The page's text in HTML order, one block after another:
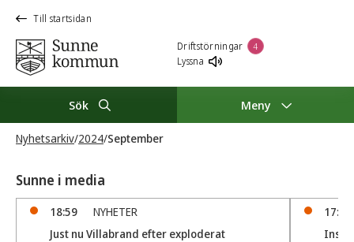
Till startsidan
Driftstörningar 4
Lyssna
Sök Meny
Nyhetsarkiv/2024/September
Sunne i media
18:59
NYHETER
Just nu Villabrand efter exploderat
17:30